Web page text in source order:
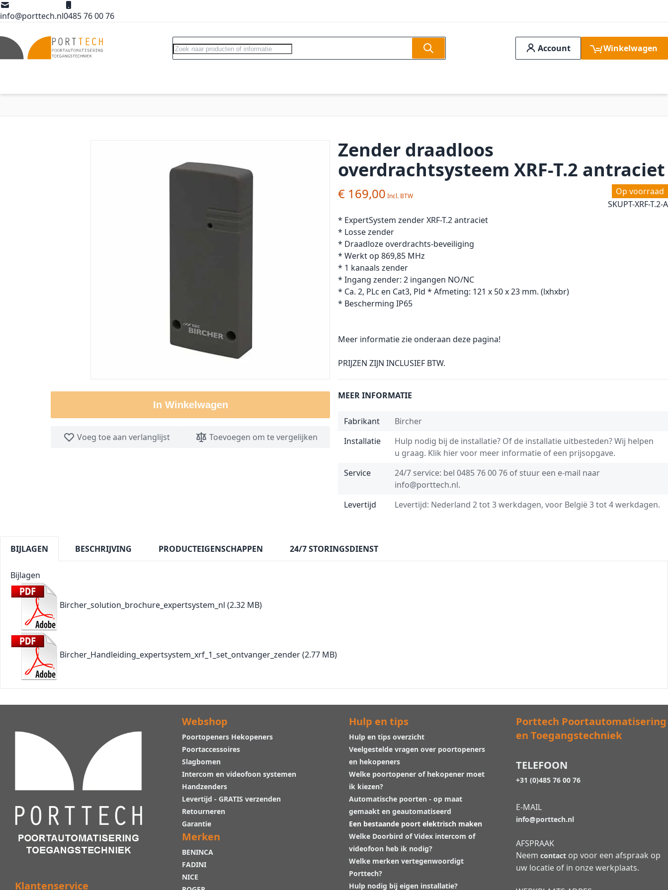
Ga naar de inhoud
info@porttech.nl0485 76 00 76
Search Search Account Winkelwagen
In Winkelwagen
Voeg toe aan verlanglijst Toevoegen om te vergelijken
Zender draadloos
overdrachtsysteem XRF-T.2 antraciet
Op voorraad
SKUPT-XRF-T.2-A
€ 169,00
* ExpertSystem zender XRF-T.2 antraciet
* Losse zender
* Draadloze overdrachts-beveiliging
* Werkt op 869,85 MHz
* 1 kanaals zender
* Ingang zender: 2 ingangen NO/NC
* Ca. 2, PLc en Cat3, Pld * Afmeting: 121 x 50 x 23 mm. (lxhxbr)
* Bescherming IP65
Meer informatie zie onderaan deze pagina!
PRIJZEN ZIJN INCLUSIEF BTW.
MEER INFORMATIE
Fabrikant
Bircher
Installatie
Hulp nodig bij de installatie? Of de installatie uitbesteden? Wij helpen
u graag. Klik hier voor meer informatie of een prijsopgave.
Service
24/7 service: bel 0485 76 00 76 of stuur een e-mail naar
info@porttech.nl.
Levertijd
Levertijd: Nederland 2 tot 3 werkdagen, voor België 3 tot 4 werkdagen.
BIJLAGEN BESCHRIJVING PRODUCTEIGENSCHAPPEN 24/7 STORINGSDIENST
Bijlagen
Bircher_solution_brochure_expertsystem_nl (2.32 MB)
Bircher_Handleiding_expertsystem_xrf_1_set_ontvanger_zender(2.77 MB)
Klantenservice
Webshop
Poortopeners Hekopeners
Poortaccessoires
Slagbomen
Intercom en videofoon systemen
Handzenders
Levertijd - GRATIS verzenden
Retourneren
Garantie
Merken
BENINCA
FADINI
NICE
Hulp en tips
Hulp en tips overzicht
Veelgestelde vragen over poortopeners
en hekopeners
Welke poortopener of hekopener moet
ik kiezen?
Automatische poorten - op maat
gemaakt en geautomatiseerd
Een bestaande poort elektrisch maken
Welke Doorbird of Videx intercom of
videofoon heb ik nodig?
Welke merken vertegenwoordigt
Porttech?
Hulp nodig bij eigen installatie?
Porttech Poortautomatisering
en Toegangstechniek
TELEFOON
+31 (0)485 76 00 76
E-MAIL
info@porttech.nl
AFSPRAAK
Neem contact op voor een afspraak op
uw locatie of in onze werkplaats.